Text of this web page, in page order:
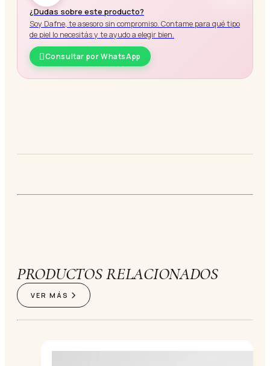
¿Dudas sobre este producto?
Soy Dafne, te asesoro sin compromiso. Contame para qué tipo
de piel lo necesitás y te ayudo a elegir bien.
Consultar por WhatsApp
PRODUCTOS RELACIONADOS
VER MÁS